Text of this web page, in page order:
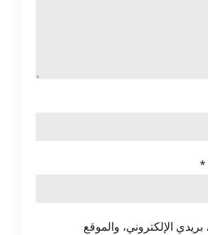
*
الإلكتروني، والموقع